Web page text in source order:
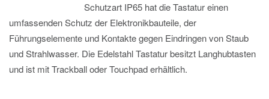
Schutzart IP65 hat die Tastatur einen
umfassenden Schutz der Elektronikbauteile, der
Führungselemente und Kontakte gegen Eindringen von Staub
und Strahlwasser. Die Edelstahl Tastatur besitzt Langhubtasten
und ist mit Trackball oder Touchpad erhältlich.